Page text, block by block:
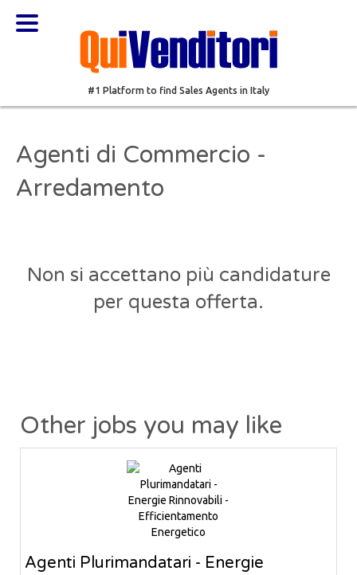
#1 Platform to find Sales Agents in Italy
Agenti di Commercio -
Arredamento
Non si accettano più candidature
per questa offerta.
Other jobs you may like
Agenti Plurimandatari - Energie